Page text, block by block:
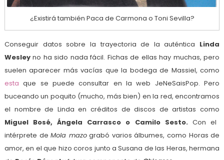
¿Existirá también Paca de Carmona o Toni Sevilla?
Conseguir datos sobre la trayectoria de la auténtica Linda
Wesleyno ha sido nada fácil. Fichas de ellas hay muchas, pero
suelen aparecer más vacías que la bodega de Massiel, como
estaque se puede consultar en la web JeNeSaisPop. Pero
buceando un poquito (mucho, más bien) en la red, encontramos
el nombre de Linda en créditos de discos de artistas como
Miguel Bosé, Ángela Carrasco o Camilo Sesto.Con el
intérprete deMola mazograbó varios álbumes, como Horas de
amor, en el que hizo coros junto a Susana de las Heras, hermana